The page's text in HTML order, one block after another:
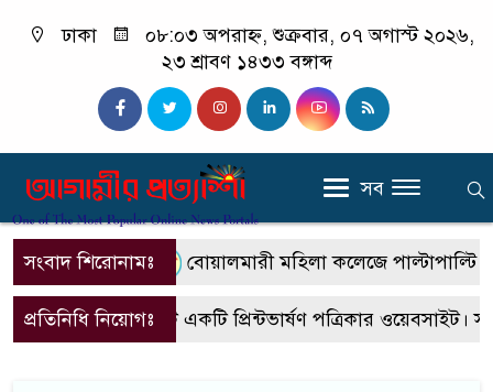
ঢাকা
০৮:০৩ অপরাহ্ন, শুক্রবার, ০৭ অগাস্ট ২০২৬,
২৩ শ্রাবণ ১৪৩৩ বঙ্গাব্দ
সব
সংবাদ শিরোনামঃ বোয়ালমারী মহিলা কলেজে পাল্টাপাল্টি
প্রতিনিধি নিয়োগঃএটি একটি প্রিন্টভার্ষণ পত্রিকার ওয়েবসাইট।